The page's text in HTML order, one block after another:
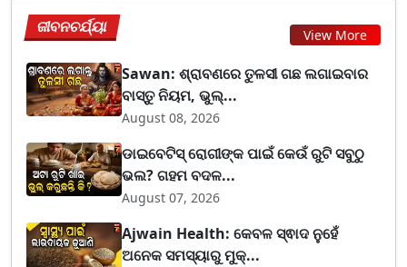
ଜୀବନଚର୍ଯ୍ୟା View More
Sawan: ଶ୍ରାବଣରେ ତୁଳସୀ ଗଛ ଲଗାଇବାର
ବାସ୍ତୁ ନିୟମ, ଭୁଲ୍...
August 08, 2026
ଡାଇବେଟିସ୍ ରୋଗୀଙ୍କ ପାଇଁ କେଉଁ ରୁଟି ସବୁଠୁ
ଭଲ? ଗହମ ବଦଳ...
August 07, 2026
Ajwain Health: କେବଳ ସ୍ଵାଦ ନୁହେଁ
ଅନେକ ସମସ୍ୟାରୁ ମୁକ୍...